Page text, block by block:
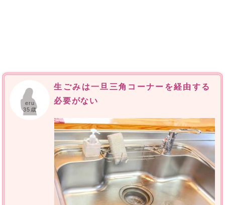
eru
35歳
生ごみは一旦三角コーナーを経由する
必要がない